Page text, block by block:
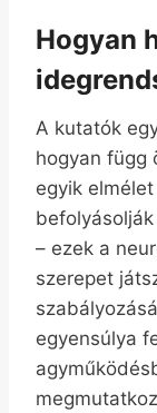
Hogyan
A kutatók
hogyan függ
egyik
– ezek a
szerepet
egyensúlya